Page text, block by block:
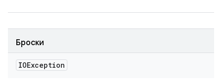
Броски
IOException